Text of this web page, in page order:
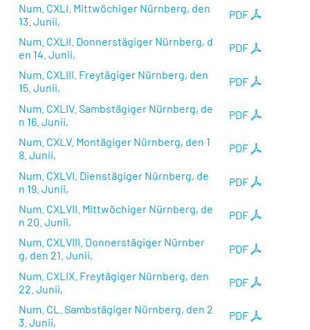
PDF
Num. CXLI. Mittwöchiger Nürnberg, den
13. Junii,
PDF
Num. CXLII. Donnerstägiger Nürnberg, d
en 14. Junii,
PDF
Num. CXLIII. Freytägiger Nürnberg, den
15. Junii,
PDF
Num. CXLIV. Sambstägiger Nürnberg, de
n 16. Junii,
PDF
Num. CXLV. Montägiger Nürnberg, den 1
8. Junii,
PDF
Num. CXLVI. Dienstägiger Nürnberg, de
n 19. Junii,
PDF
Num. CXLVII. Mittwöchiger Nürnberg, de
n 20. Junii,
PDF
Num. CXLVIII. Donnerstägiger Nürnber
g, den 21. Junii,
PDF
Num. CXLIX. Freytägiger Nürnberg, den
22. Junii,
PDF
Num. CL. Sambstägiger Nürnberg, den 2
3. Junii,